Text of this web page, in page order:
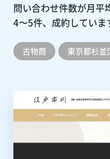
問い合わせ件数が月平
4〜5件、成約していま
古物商 東京都杉並